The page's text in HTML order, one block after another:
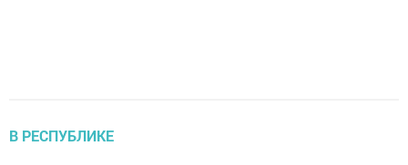
В РЕСПУБЛИКЕ